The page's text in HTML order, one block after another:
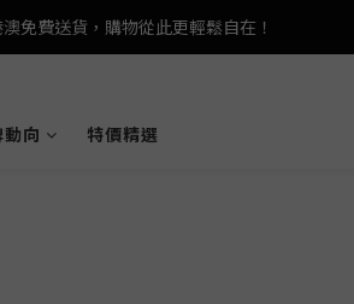
網店會員，即享 HK$50 購物金禮遇！
免費送貨，購物從此更輕鬆自在！
向 特價精選